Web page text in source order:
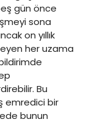
gün önce
sona
on yıllık
her uzama
Bu
emredici bir
bunun